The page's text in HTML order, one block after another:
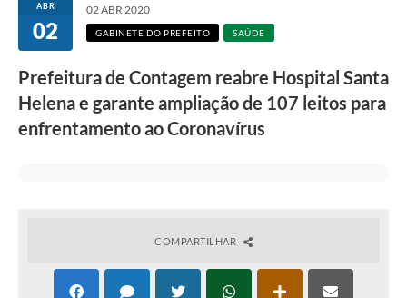
ABR
02
02 ABR 2020
GABINETE DO PREFEITO SAÚDE
Prefeitura de Contagem reabre Hospital Santa
Helena e garante ampliação de 107 leitos para
enfrentamento ao Coronavírus
COMPARTILHAR